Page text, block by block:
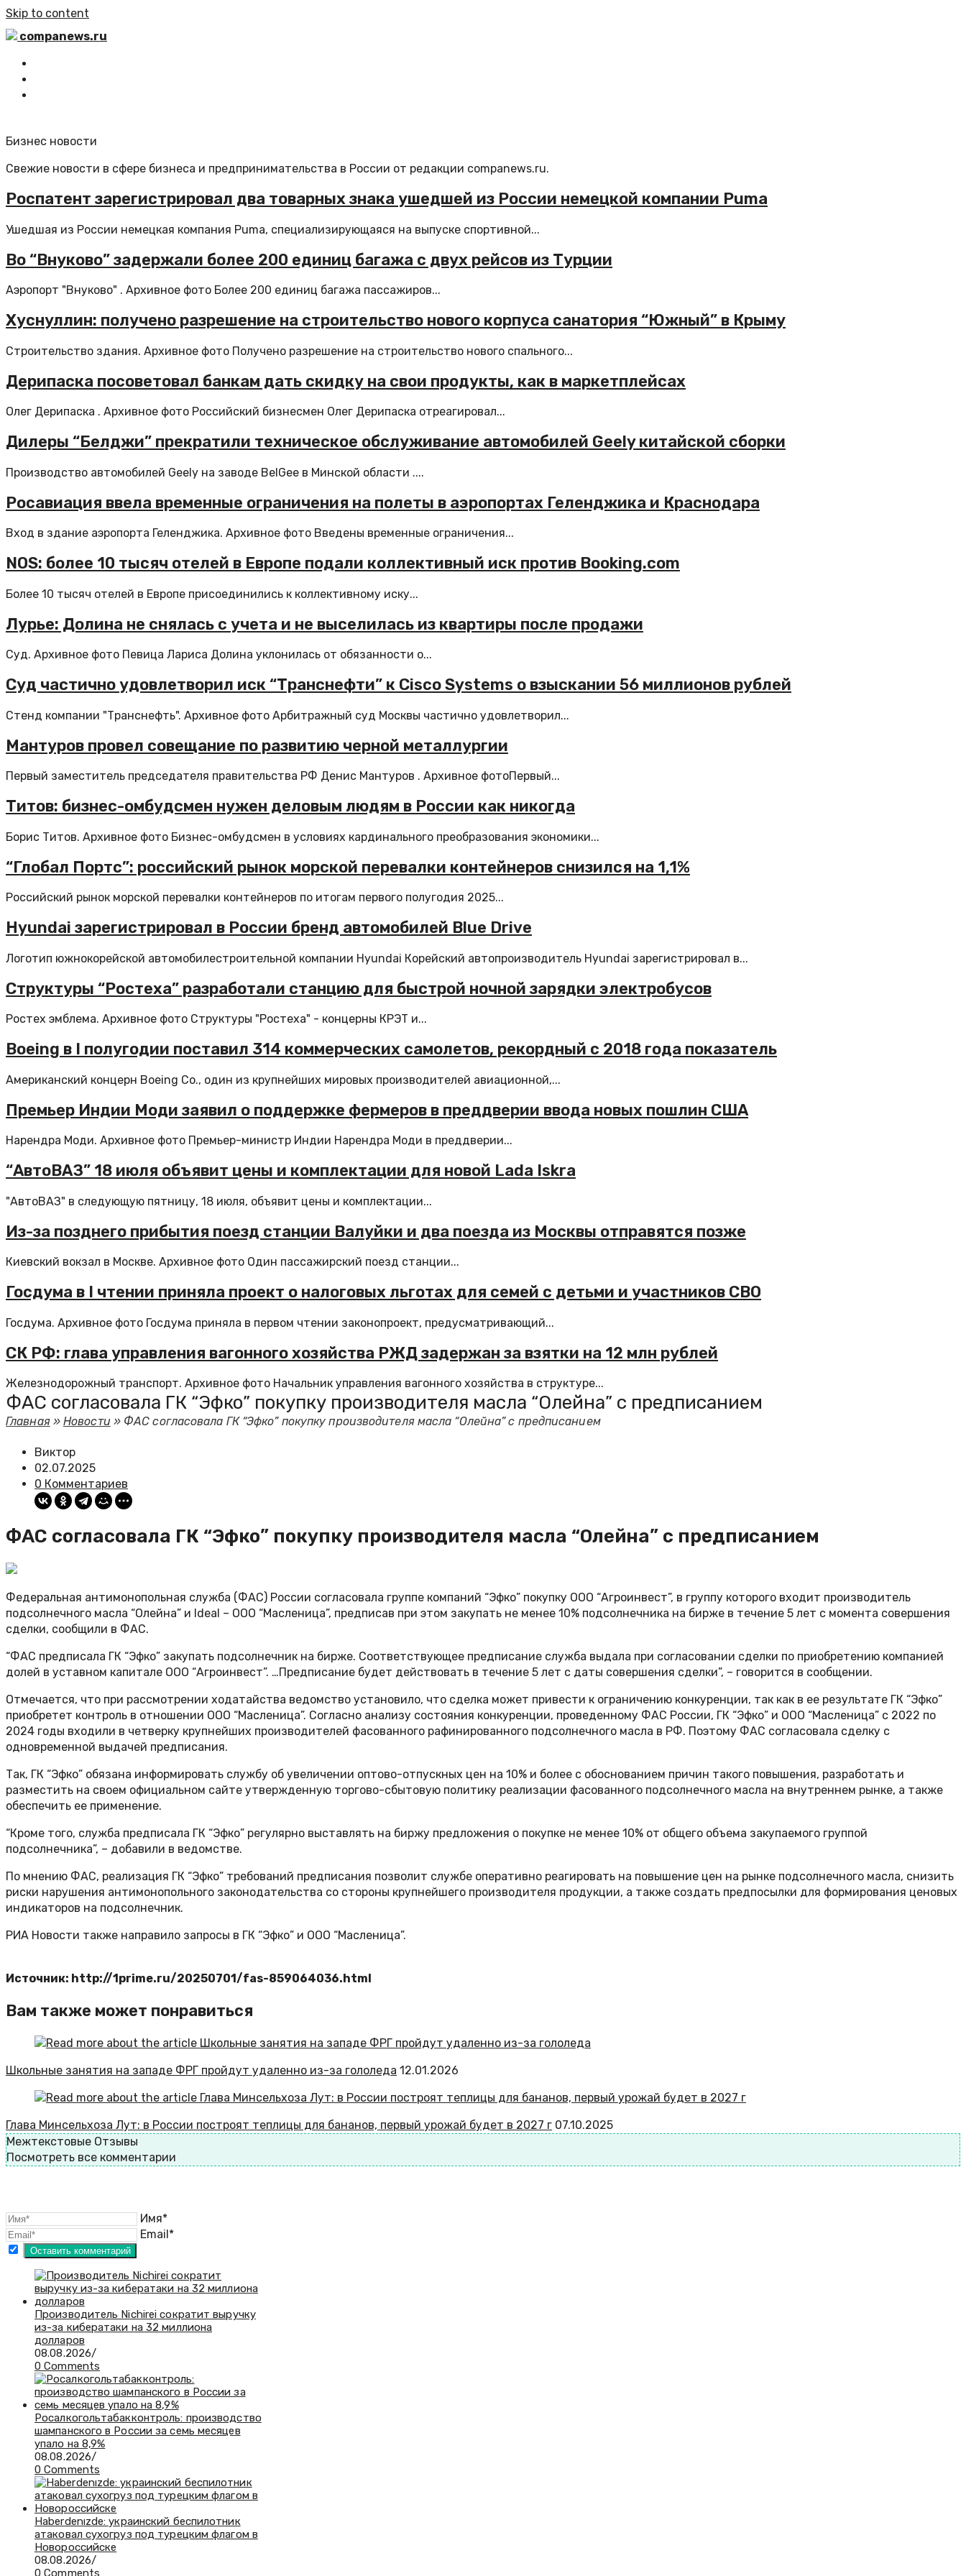
Skip to content
companews.ru
Бизнес новости
Свежие новости в сфере бизнеса и предпринимательства в России от редакции companews.ru.
Роспатент зарегистрировал два товарных знака ушедшей из России немецкой компании Puma
Ушедшая из России немецкая компания Puma, специализирующаяся на выпуске спортивной...
Во “Внуково” задержали более 200 единиц багажа с двух рейсов из Турции
Аэропорт "Внуково" . Архивное фото Более 200 единиц багажа пассажиров...
Хуснуллин: получено разрешение на строительство нового корпуса санатория “Южный” в Крыму
Строительство здания. Архивное фото Получено разрешение на строительство нового спального...
Дерипаска посоветовал банкам дать скидку на свои продукты, как в маркетплейсах
Олег Дерипаска . Архивное фото Российский бизнесмен Олег Дерипаска отреагировал...
Дилеры “Белджи” прекратили техническое обслуживание автомобилей Geely китайской сборки
Производство автомобилей Geely на заводе BelGee в Минской области ....
Росавиация ввела временные ограничения на полеты в аэропортах Геленджика и Краснодара
Вход в здание аэропорта Геленджика. Архивное фото Введены временные ограничения...
NOS: более 10 тысяч отелей в Европе подали коллективный иск против Booking.com
Более 10 тысяч отелей в Европе присоединились к коллективному иску...
Лурье: Долина не снялась с учета и не выселилась из квартиры после продажи
Cуд. Архивное фото Певица Лариса Долина уклонилась от обязанности о...
Суд частично удовлетворил иск “Транснефти” к Cisco Systems о взыскании 56 миллионов рублей
Стенд компании "Транснефть". Архивное фото Арбитражный суд Москвы частично удовлетворил...
Мантуров провел совещание по развитию черной металлургии
Первый заместитель председателя правительства РФ Денис Мантуров . Архивное фотоПервый...
Титов: бизнес-омбудсмен нужен деловым людям в России как никогда
Борис Титов. Архивное фото Бизнес-омбудсмен в условиях кардинального преобразования экономики...
“Глобал Портс”: российский рынок морской перевалки контейнеров снизился на 1,1%
Российский рынок морской перевалки контейнеров по итогам первого полугодия 2025...
Hyundai зарегистрировал в России бренд автомобилей Blue Drive
Логотип южнокорейской автомобилестроительной компании Hyundai Корейский автопроизводитель Hyundai зарегистрировал в...
Структуры “Ростеха” разработали станцию для быстрой ночной зарядки электробусов
Ростех эмблема. Архивное фото Структуры "Ростеха" - концерны КРЭТ и...
Boeing в I полугодии поставил 314 коммерческих самолетов, рекордный с 2018 года показатель
Американский концерн Boeing Co., один из крупнейших мировых производителей авиационной,...
Премьер Индии Моди заявил о поддержке фермеров в преддверии ввода новых пошлин США
Нарендра Моди. Архивное фото Премьер-министр Индии Нарендра Моди в преддверии...
“АвтоВАЗ” 18 июля объявит цены и комплектации для новой Lada Iskra
"АвтоВАЗ" в следующую пятницу, 18 июля, объявит цены и комплектации...
Из-за позднего прибытия поезд станции Валуйки и два поезда из Москвы отправятся позже
Киевский вокзал в Москве. Архивное фото Один пассажирский поезд станции...
Госдума в I чтении приняла проект о налоговых льготах для семей с детьми и участников СВО
Госдума. Архивное фото Госдума приняла в первом чтении законопроект, предусматривающий...
СК РФ: глава управления вагонного хозяйства РЖД задержан за взятки на 12 млн рублей
Железнодорожный транспорт. Архивное фото Начальник управления вагонного хозяйства в структуре...
ФАС согласовала ГК “Эфко” покупку производителя масла “Олейна” с предписанием
Главная»Новости » ФАС согласовала ГК “Эфко” покупку производителя масла “Олейна” с предписанием
Виктор
02.07.2025
0 Комментариев
ФАС согласовала ГК “Эфко” покупку производителя масла “Олейна” с предписанием
Федеральная антимонопольная служба (ФАС) России согласовала группе компаний “Эфко” покупку ООО “Агроинвест”, в группу которого входит производитель
подсолнечного масла “Олейна” и Ideal – ООО “Масленица”, предписав при этом закупать не менее 10% подсолнечника на бирже в течение 5 лет с момента совершения
сделки, сообщили в ФАС.
“ФАС предписала ГК “Эфко” закупать подсолнечник на бирже. Соответствующее предписание служба выдала при согласовании сделки по приобретению компанией
долей в уставном капитале ООО “Агроинвест”. …Предписание будет действовать в течение 5 лет с даты совершения сделки”, – говорится в сообщении.
Отмечается, что при рассмотрении ходатайства ведомство установило, что сделка может привести к ограничению конкуренции, так как в ее результате ГК “Эфко”
приобретет контроль в отношении ООО “Масленица”. Согласно анализу состояния конкуренции, проведенному ФАС России, ГК “Эфко” и ООО “Масленица” с 2022 по
2024 годы входили в четверку крупнейших производителей фасованного рафинированного подсолнечного масла в РФ. Поэтому ФАС согласовала сделку с
одновременной выдачей предписания.
Так, ГК “Эфко” обязана информировать службу об увеличении оптово-отпускных цен на 10% и более с обоснованием причин такого повышения, разработать и
разместить на своем официальном сайте утвержденную торгово-сбытовую политику реализации фасованного подсолнечного масла на внутреннем рынке, а также
обеспечить ее применение.
“Кроме того, служба предписала ГК “Эфко” регулярно выставлять на биржу предложения о покупке не менее 10% от общего объема закупаемого группой
подсолнечника”, – добавили в ведомстве.
По мнению ФАС, реализация ГК “Эфко” требований предписания позволит службе оперативно реагировать на повышение цен на рынке подсолнечного масла, снизить
риски нарушения антимонопольного законодательства со стороны крупнейшего производителя продукции, а также создать предпосылки для формирования ценовых
индикаторов на подсолнечник.
РИА Новости также направило запросы в ГК “Эфко” и ООО “Масленица”.
Источник: http://1prime.ru/20250701/fas-859064036.html
Вам также может понравиться
Школьные занятия на западе ФРГ пройдут удаленно из-за гололеда 12.01.2026
Глава Минсельхоза Лут: в России построят теплицы для бананов, первый урожай будет в 2027 г 07.10.2025
Межтекстовые Отзывы
Посмотреть все комментарии
Имя*
Email*
Производитель Nichirei сократит выручку
из-за кибератаки на 32 миллиона
долларов
08.08.2026/
0 Comments
Росалкогольтабакконтроль: производство
шампанского в России за семь месяцев
упало на 8,9%
08.08.2026/
0 Comments
Haberdenızde: украинский беспилотник
атаковал сухогруз под турецким флагом в
Новороссийске
08.08.2026/
0 Comments